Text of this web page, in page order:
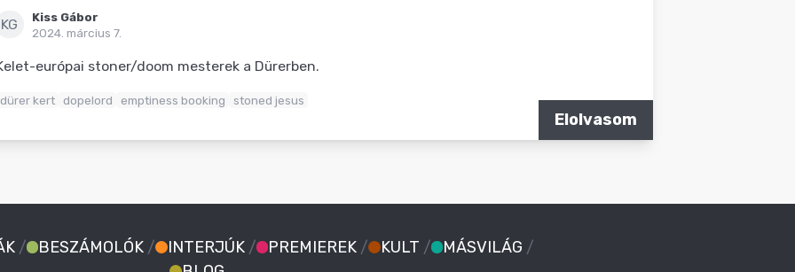
KG
Kiss Gábor
2024. március 7.
európai stoner/doom mesterek a Dürerben.
dürer kert dopelord emptiness booking stoned jesus
Elolvasom
/ BESZÁMOLÓK / INTERJÚK / PREMIEREK / KULT / MÁSVILÁG /